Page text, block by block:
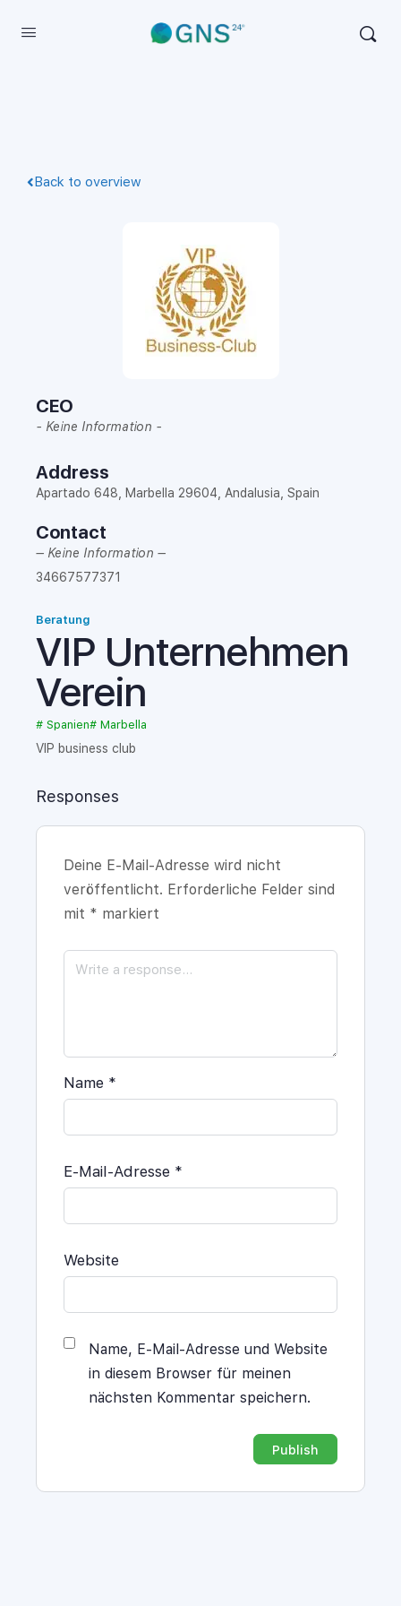
Back to overview
CEO
- Keine Information -
Address
Apartado 648, Marbella 29604, Andalusia, Spain
Contact
– Keine Information –
34667577371
Beratung
VIP Unternehmen
Verein
# Spanien# Marbella
VIP business club
Responses
Deine E-Mail-Adresse wird nicht
veröffentlicht. Erforderliche Felder sind
mit * markiert
Name *
E-Mail-Adresse *
Website
Name, E-Mail-Adresse und Website
in diesem Browser für meinen
nächsten Kommentar speichern.